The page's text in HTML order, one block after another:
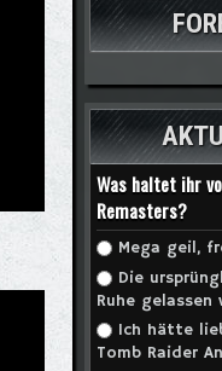
Was haltet ihr
Remasters?
Mega geil,
Die
Ruhe gelassen
Ich hätte
Tomb Raider